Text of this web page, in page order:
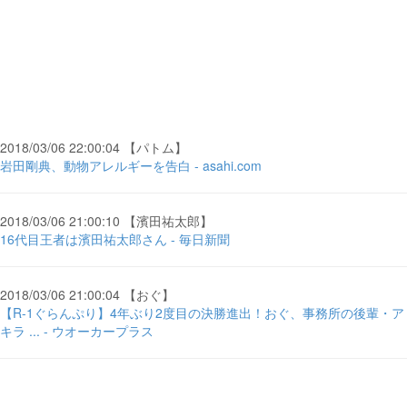
2018/03/06 22:00:04 【パトム】
岩田剛典、動物アレルギーを告白 - asahi.com
2018/03/06 21:00:10 【濱田祐太郎】
16代目王者は濱田祐太郎さん - 毎日新聞
2018/03/06 21:00:04 【おぐ】
【R-1ぐらんぷり】4年ぶり2度目の決勝進出！おぐ、事務所の後輩・ア
キラ ... - ウオーカープラス